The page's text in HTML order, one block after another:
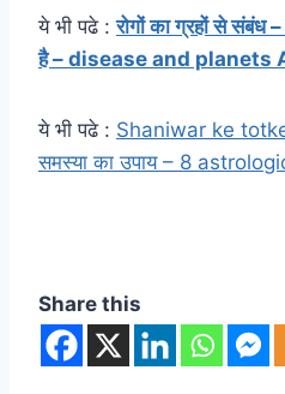
ये भी पढे :रोगों का ग्रहों से संबंध
है – disease and planets
ये भी पढे : Shaniwar ke totke
समस्या का उपाय – 8
Share this